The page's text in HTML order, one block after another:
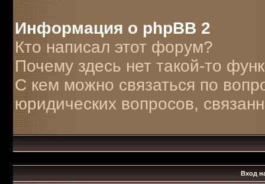
Информация о phpBB 2
Кто написал этот форум?
Почему здесь нет такой-то
С кем можно связаться по
юридических вопросов,
Вход